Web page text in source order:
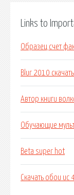
Links to
Образец счет
Blur 2010
Автор книги
Обучающие
Beta super hot
Скачать обои ис